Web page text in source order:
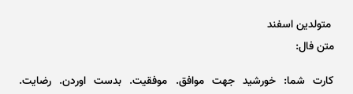
متولدین اسفند
متن فال:
کارت شما: خورشید جهت موافق. موفقیت. بدست اوردن. رضایت.